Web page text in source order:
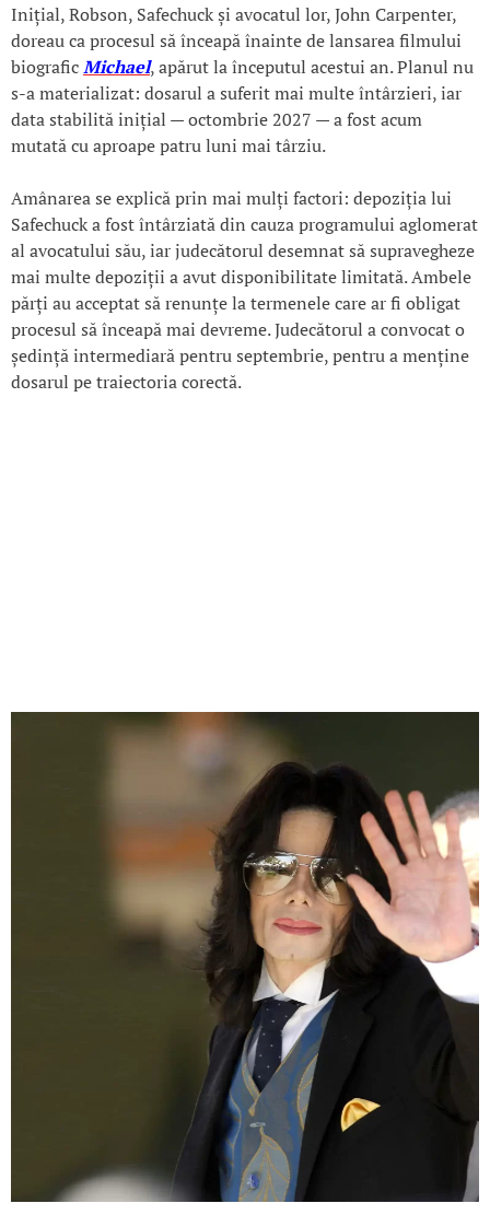
Inițial, Robson, Safechuck și avocatul lor, John Carpenter,
doreau ca procesul să înceapă înainte de lansarea filmului
biograficMichael, apărut la începutul acestui an. Planul nu
s-a materializat: dosarul a suferit mai multe întârzieri, iar
data stabilită inițial — octombrie 2027 — a fost acum
mutată cu aproape patru luni mai târziu.
Amânarea se explică prin mai mulți factori: depoziția lui
Safechuck a fost întârziată din cauza programului aglomerat
al avocatului său, iar judecătorul desemnat să supravegheze
mai multe depoziții a avut disponibilitate limitată. Ambele
părți au acceptat să renunțe la termenele care ar fi obligat
procesul să înceapă mai devreme. Judecătorul a convocat o
ședință intermediară pentru septembrie, pentru a menține
dosarul pe traiectoria corectă.